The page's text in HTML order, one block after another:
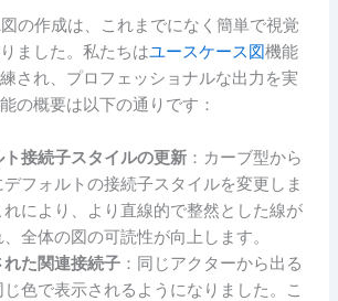
の作成は、これまでになく簡単で視覚
ました。私たちはユースケース図機能
され、プロフェッショナルな出力を実
の概要は以下の通りです：
ト接続子スタイルの更新 ：カーブ型から
フォルトの接続子スタイルを変更しま
れにより、より直線的で整然とした線が
全体の図の可読性が向上します。
れた関連接続子 ：同じアクターから出る
じ色で表示されるようになりました。こ